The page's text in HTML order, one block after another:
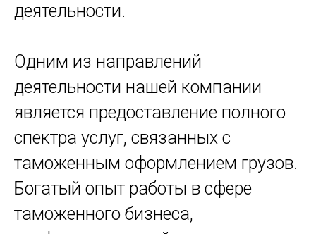
деятельности.
Одним из направлений
деятельности нашей компании
является предоставление полного
спектра услуг, связанных с
таможенным оформлением грузов.
Богатый опыт работы в сфере
таможенного бизнеса,